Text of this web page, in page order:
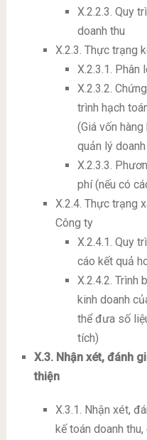
X.2.2.3. Quy
doanh thu
X.2.3. Thực trạng
X.2.3.1. Phân
X.2.3.2.
trình hạch
(Giá vốn hàng
quản lý
X.2.3.3.
phí (nếu có
X.2.4. Thực trạng
Công ty
X.2.4.1. Quy
cáo kết quả
X.2.4.2. Trình
kinh doanh
thể đưa số
tích)
X.3. Nhận xét, đánh
thiện
X.3.1. Nhận xét,
kế toán doanh